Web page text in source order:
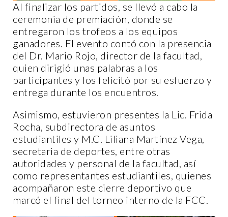
Al finalizar los partidos, se llevó a cabo la
ceremonia de premiación, donde se
entregaron los trofeos a los equipos
ganadores. El evento contó con la presencia
del Dr. Mario Rojo, director de la facultad,
quien dirigió unas palabras a los
participantes y los felicitó por su esfuerzo y
entrega durante los encuentros.
Asimismo, estuvieron presentes la Lic. Frida
Rocha, subdirectora de asuntos
estudiantiles y M.C. Liliana Martínez Vega,
secretaria de deportes, entre otras
autoridades y personal de la facultad, así
como representantes estudiantiles, quienes
acompañaron este cierre deportivo que
marcó el final del torneo interno de la FCC.